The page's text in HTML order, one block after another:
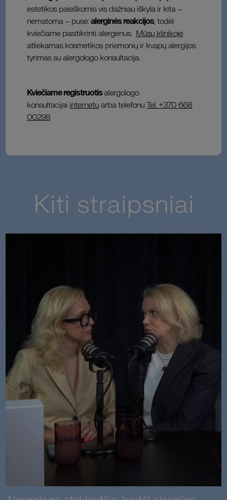
estetikos paieškomis vis dažniau iškyla ir kita –
nematoma – pusė:alerginės reakcijos, todėl
kviečiame pasitikrinti alergenus. Mūsų klinikoje
atliekamas kosmetikos priemonių ir kvapų alergijos
tyrimas su alergologo konsultacija.
Kviečiame registruotisalergologo
konsultacijai internetu arba telefonuTel. +370 668
00298
Kiti straipsniai